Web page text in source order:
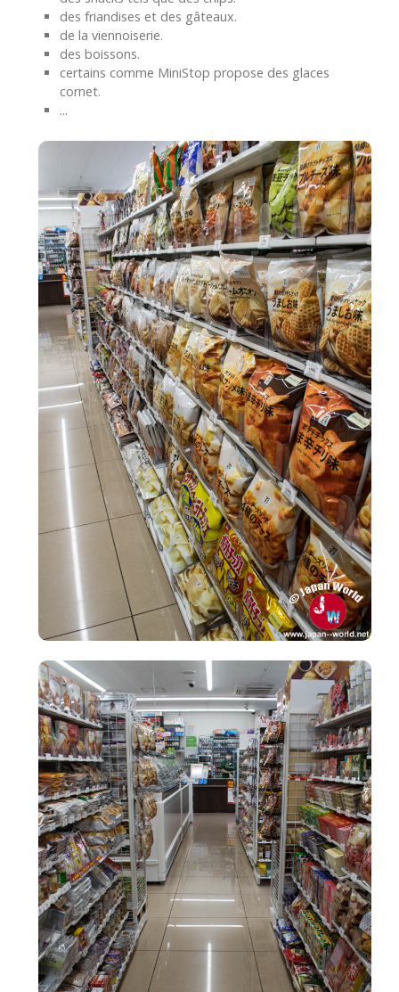
des friandises et des gâteaux.
de la viennoiserie.
des boissons.
certains comme MiniStop propose des glaces
cornet.
...